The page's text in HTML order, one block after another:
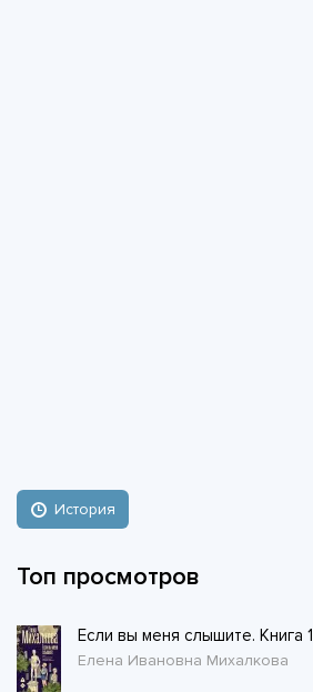
История
Топ просмотров
Если вы меня слышите. Книга 1
Елена Ивановна Михалкова